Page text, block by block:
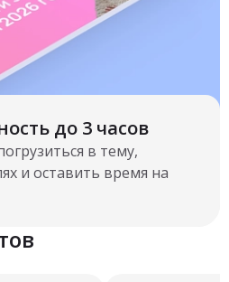
до 3 часов
в тему,
и оставить время на